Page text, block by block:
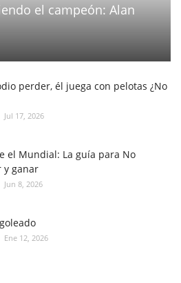
el campeón: Alan
perder, él juega con pelotas ¿No
Jul 17, 2026
el Mundial: La guía para No
y ganar
Jun 8, 2026
Ene 12, 2026